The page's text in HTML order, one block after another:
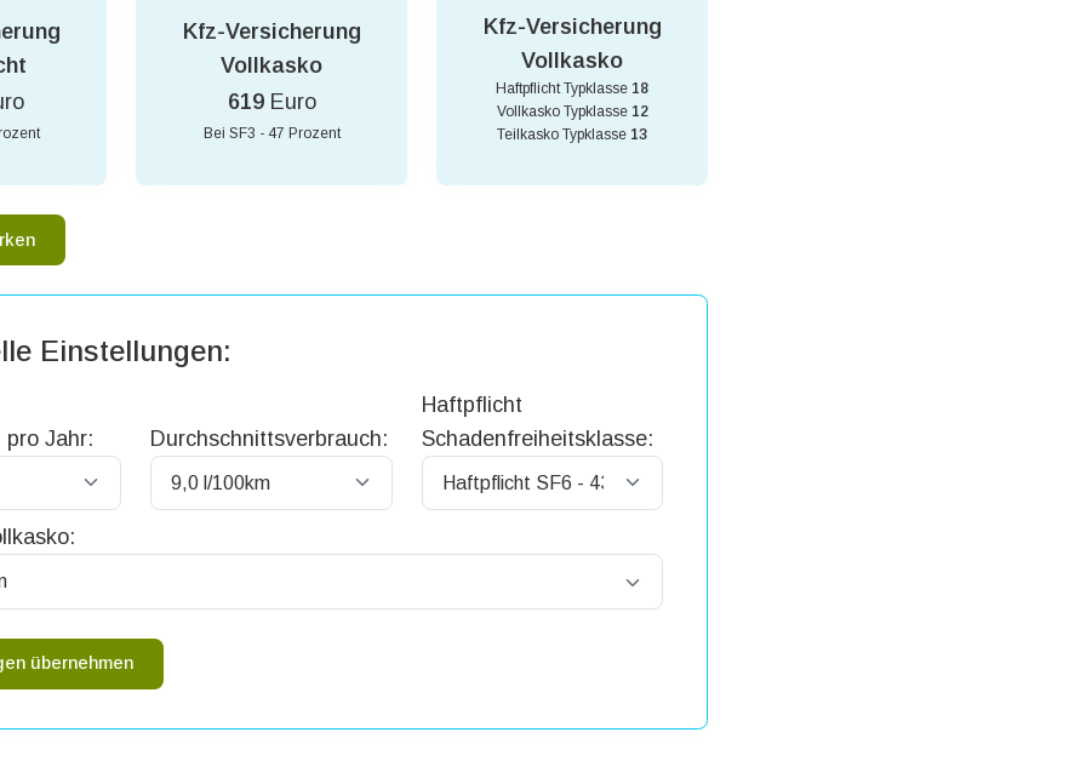
Kfz-Versicherung
Vollkasko
619Euro
Bei SF3 - 47 Prozent
Kfz-Versicherung
Vollkasko
Haftpflicht Typklasse 18
Vollkasko Typklasse 12
Teilkasko Typklasse 13
Einstellungen:
pro Jahr: Durchschnittsverbrauch:
Haftpflicht
Schadenfreiheitsklasse:
übernehmen